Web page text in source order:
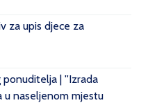
za upis djece za
| ''Izrada
u naseljenom mjestu